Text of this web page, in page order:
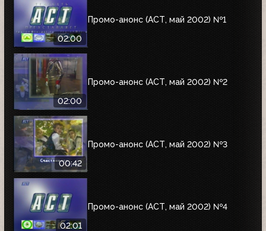
02:00
Промо-анонс (АСТ, май 2002) №1
02:00
Промо-анонс (АСТ, май 2002) №2
00:42
Промо-анонс (АСТ, май 2002) №3
02:01
Промо-анонс (АСТ, май 2002) №4